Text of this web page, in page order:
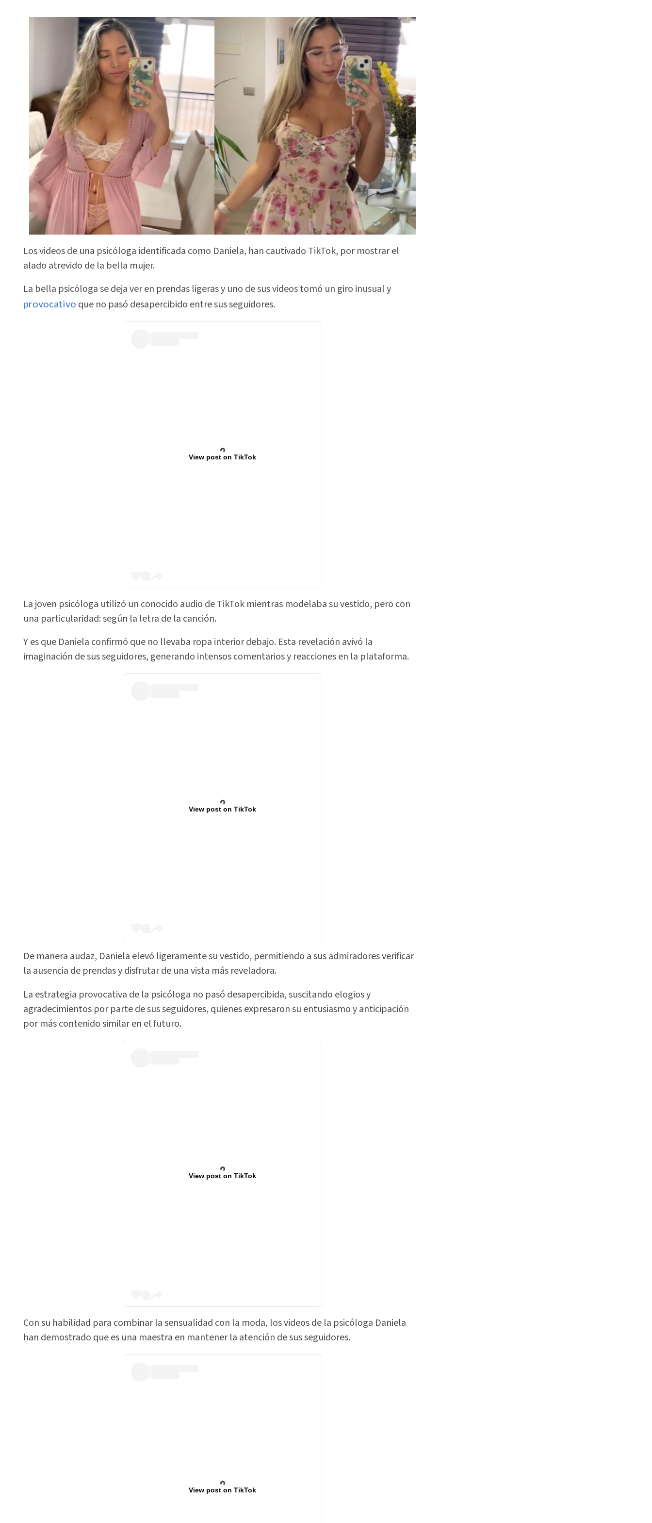
Los videos de una psicóloga identificada como Daniela, han cautivado TikTok, por mostrar el
alado atrevido de la bella mujer.
La bella psicóloga se deja ver en prendas ligeras y uno de sus videos tomó un giro inusual y
provocativo que no pasó desapercibido entre sus seguidores.
View post on TikTok
La joven psicóloga utilizó un conocido audio de TikTok mientras modelaba su vestido, pero con
una particularidad: según la letra de la canción.
Y es que Daniela confirmó que no llevaba ropa interior debajo. Esta revelación avivó la
imaginación de sus seguidores, generando intensos comentarios y reacciones en la plataforma.
View post on TikTok
De manera audaz, Daniela elevó ligeramente su vestido, permitiendo a sus admiradores verificar
la ausencia de prendas y disfrutar de una vista más reveladora.
La estrategia provocativa de la psicóloga no pasó desapercibida, suscitando elogios y
agradecimientos por parte de sus seguidores, quienes expresaron su entusiasmo y anticipación
por más contenido similar en el futuro.
View post on TikTok
Con su habilidad para combinar la sensualidad con la moda, los videos de la psicóloga Daniela
han demostrado que es una maestra en mantener la atención de sus seguidores.
View post on TikTok